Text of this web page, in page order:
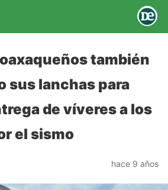
también
sus lanchas para
de víveres a los
el sismo
hace 9 años